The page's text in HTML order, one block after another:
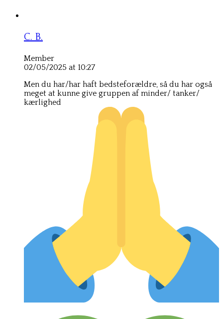
C. B.
Member
02/05/2025 at 10:27
Men du har/har haft bedsteforældre, så du har også
meget at kunne give gruppen af minder/ tanker/
kærlighed